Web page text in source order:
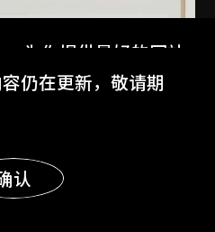
为你提供最好的网站
白
仍在更新，敬请期
认
更多